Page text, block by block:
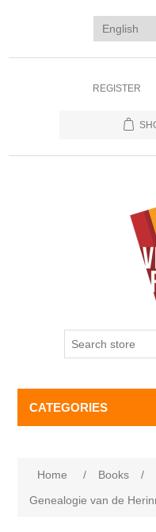
REGISTER
CATEGORIES
Home / Books /
Genealogie van de